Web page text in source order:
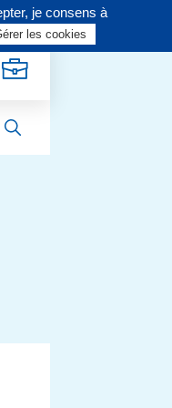
je consens à
les cookies